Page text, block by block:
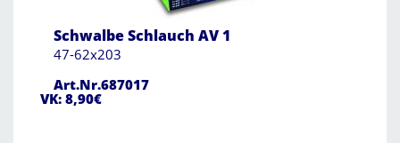
Schwalbe Schlauch AV 1
47-62x203
Art.Nr.687017
VK: 8,90€